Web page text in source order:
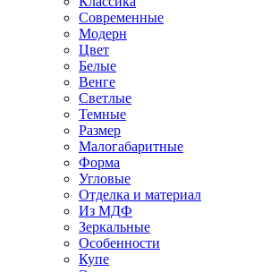
Современные
Модерн
Цвет
Белые
Венге
Светлые
Темные
Размер
Малогабаритные
Форма
Угловые
Отделка и материал
Из МДФ
Зеркальные
Особенности
Купе